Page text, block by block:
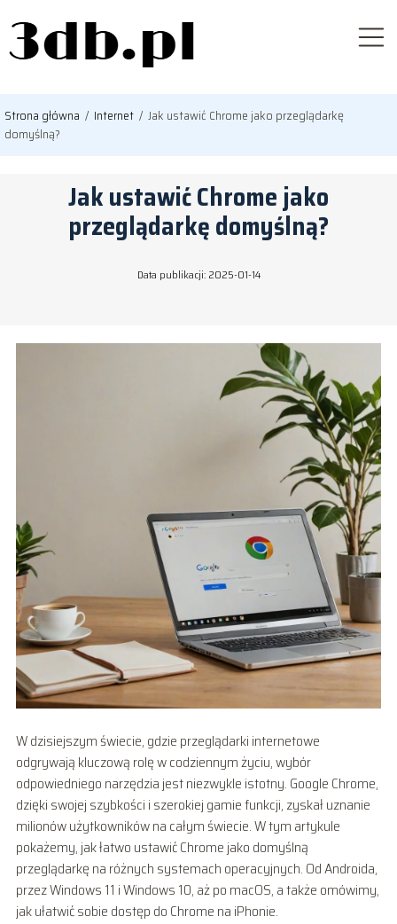
Strona główna / Internet / Jak ustawić Chrome jako przeglądarkę
domyślną?
Jak ustawić Chrome jako
przeglądarkę domyślną?
Data publikacji: 2025-01-14
W dzisiejszym świecie, gdzie przeglądarki internetowe
odgrywają kluczową rolę w codziennym życiu, wybór
odpowiedniego narzędzia jest niezwykle istotny. Google Chrome,
dzięki swojej szybkości i szerokiej gamie funkcji, zyskał uznanie
milionów użytkowników na całym świecie. W tym artykule
pokażemy, jak łatwo ustawić Chrome jako domyślną
przeglądarkę na różnych systemach operacyjnych. Od Androida,
przez Windows 11 i Windows 10, aż po macOS, a także omówimy,
jak ułatwić sobie dostęp do Chrome na iPhonie.